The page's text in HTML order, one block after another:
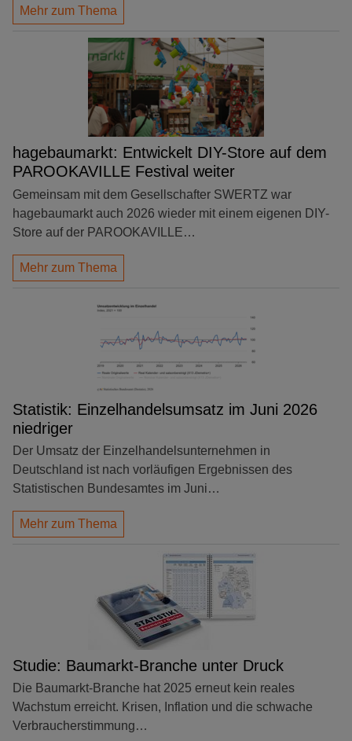
Mehr zum Thema
hagebaumarkt: Entwickelt DIY-Store auf dem
PAROOKAVILLE Festival weiter
Gemeinsam mit dem Gesellschafter SWERTZ war
hagebaumarkt auch 2026 wieder mit einem eigenen DIY-
Store auf der PAROOKAVILLE…
Mehr zum Thema
Statistik: Einzelhandelsumsatz im Juni 2026
niedriger
Der Umsatz der Einzelhandelsunternehmen in
Deutschland ist nach vorläufigen Ergebnissen des
Statistischen Bundesamtes im Juni…
Mehr zum Thema
Studie: Baumarkt-Branche unter Druck
Die Baumarkt-Branche hat 2025 erneut kein reales
Wachstum erreicht. Krisen, Inflation und die schwache
Verbraucherstimmung…